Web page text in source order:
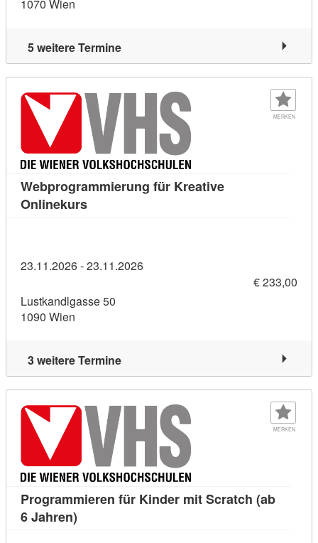
1070 Wien
5 weitere Termine
MERKEN
Webprogrammierung für Kreative
OnlinekursKursdetail: Webprogrammierung für
23.11.2026 - 23.11.2026
€ 233,00
Lustkandlgasse 50
1090 Wien
3 weitere Termine
MERKEN
Programmieren für Kinder mit Scratch (ab
6 Jahren)